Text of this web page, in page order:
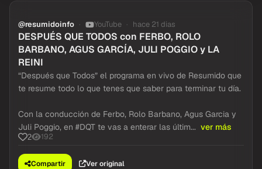
@resumidoinfo YouTube hace 21 dias
DESPUÉS QUE TODOS con FERBO, ROLO
BARBANO, AGUS GARCÍA, JULI POGGIO y LA
REINI
“Después que Todos” el programa en vivo de Resumido que
te resume todo lo que tenes que saber para terminar tu día.
Con la conducción de Ferbo, Rolo Barbano, Agus Garcia y
Juli Poggio, en #DQT te vas a enterar las últim... ver más
2 192
Compartir Ver original